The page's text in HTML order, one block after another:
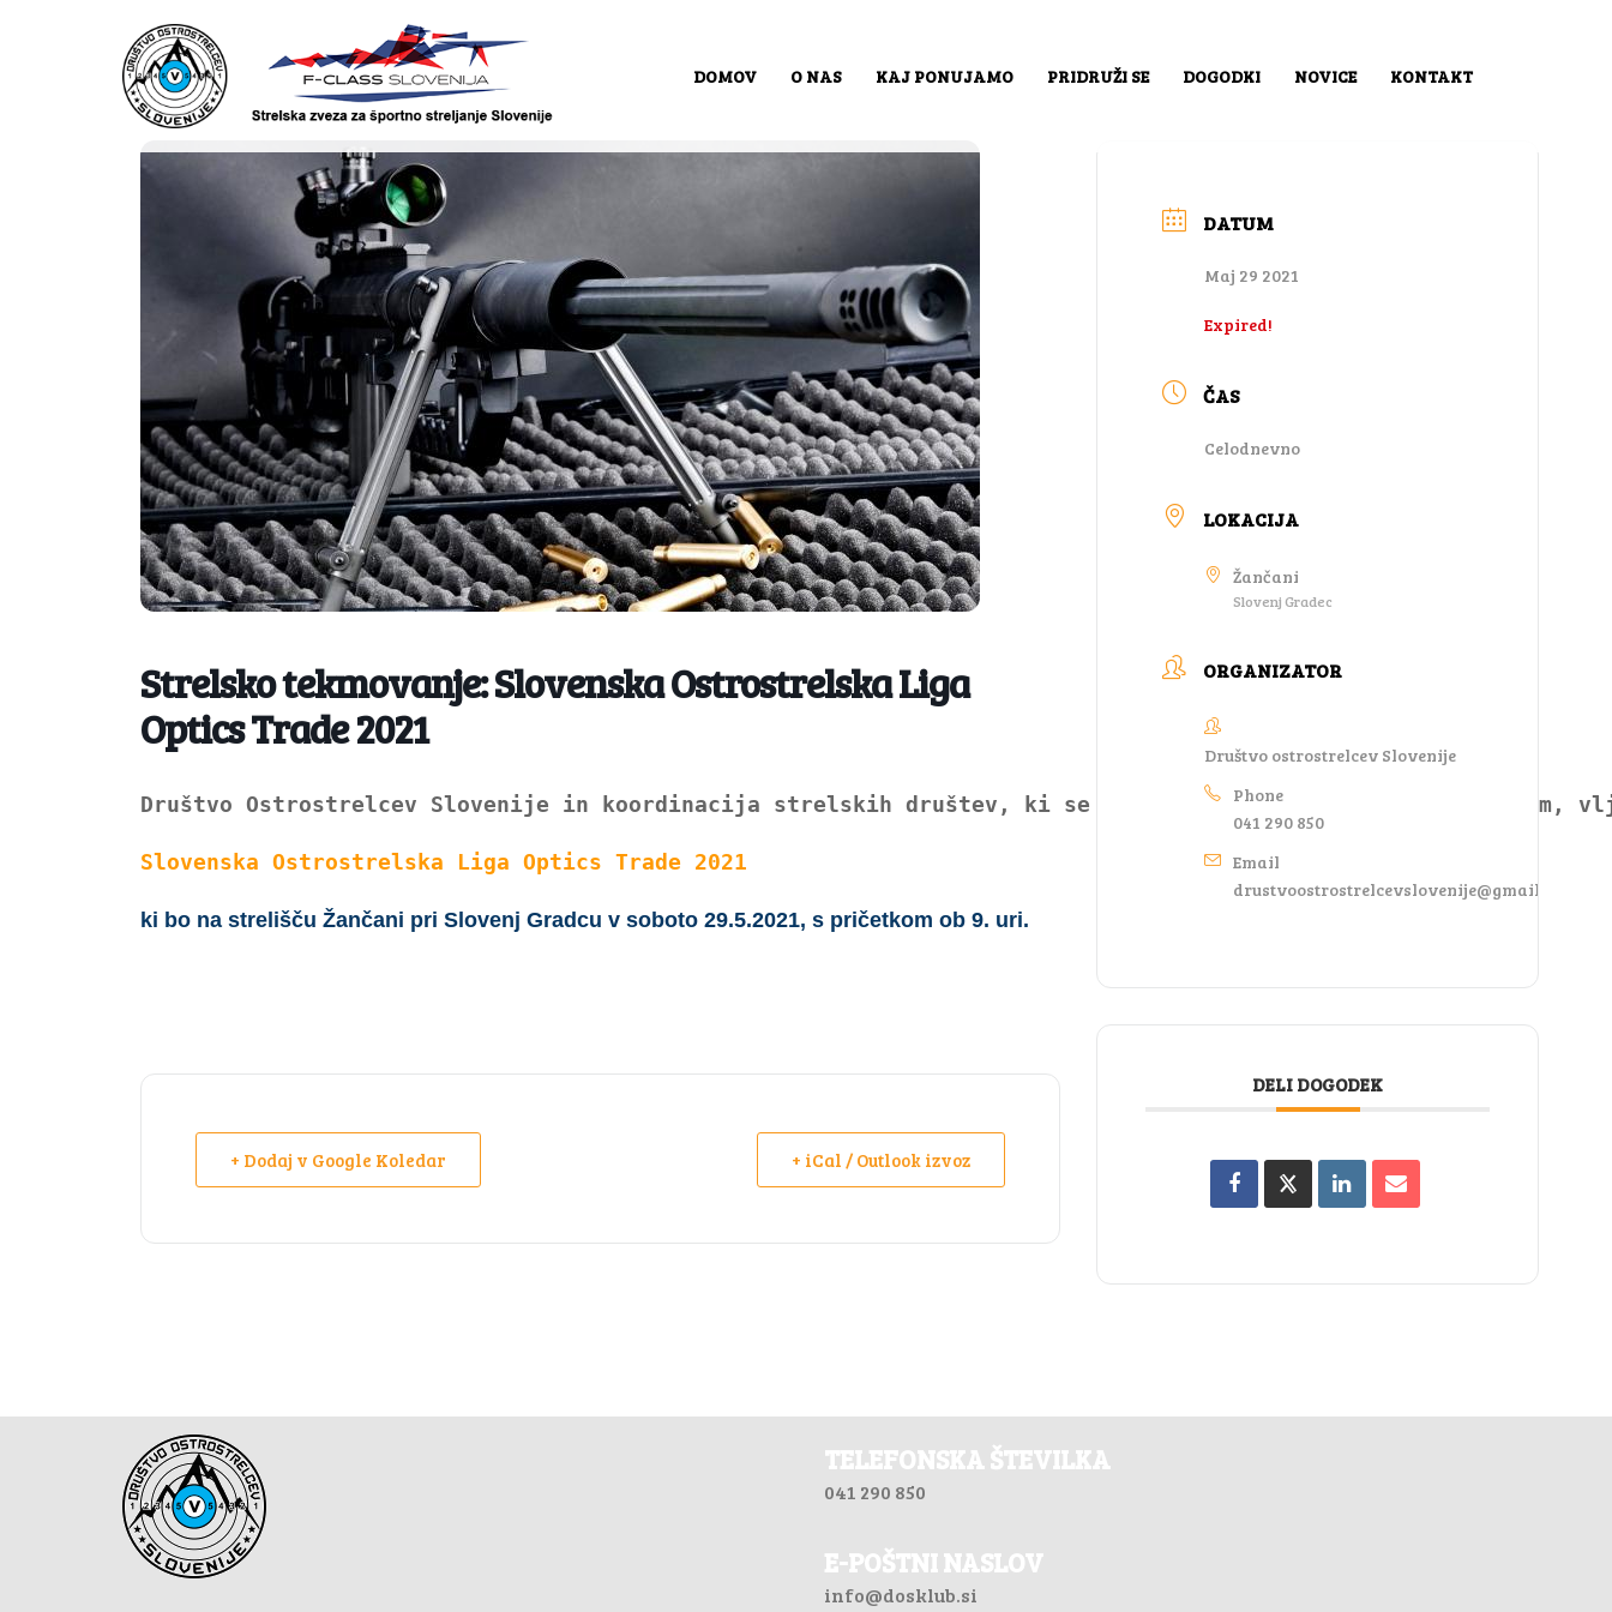
DOMOV O NAS KAJ PONUJAMO PRIDRUŽI SE DOGODKI NOVICE KONTAKT
Strelsko tekmovanje: Slovenska Ostrostrelska Liga
Optics Trade 2021
Društvo Ostrostrelcev Slovenije in koordinacija strelskih društev, ki se ukvarjajo z ostrostrelskim športom,
Slovenska Ostrostrelska Liga Optics Trade 2021
ki bo na strelišču Žančani pri Slovenj Gradcu v soboto 29.5.2021, s pričetkom ob 9. uri.
+ Dodaj v Google Koledar + iCal / Outlook izvoz
DATUM
Maj 29 2021
Expired!
ČAS
Celodnevno
LOKACIJA
Žančani
Slovenj Gradec
ORGANIZATOR
Društvo ostrostrelcev Slovenije
Phone
041 290 850
Email
drustvoostrostrelcevslovenije@gmail.com
DELI DOGODEK
TELEFONSKA ŠTEVILKA
041 290 850
E-POŠTNI NASLOV
info@dosklub.si